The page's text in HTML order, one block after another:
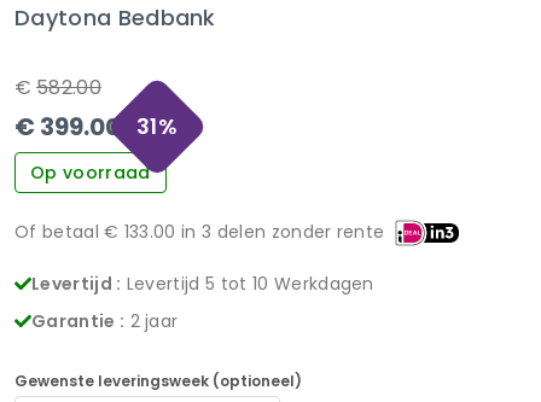
Daytona Bedbank
€ 582.00
€ 399.00 31%
Op voorraad
Of betaal € 133.00 in 3 delen zonder rente
Levertijd : Levertijd 5 tot 10 Werkdagen
Garantie : 2 jaar
Gewenste leveringsweek (optioneel)